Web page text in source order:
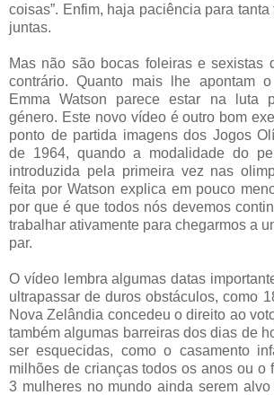
coisas”. Enfim, haja paciência para
juntas.
Mas não são bocas foleiras e sexistas
contrário. Quanto mais lhe apontam
Emma Watson parece estar na luta
género. Este novo vídeo é outro bom
ponto de partida imagens dos Jogos
de 1964, quando a modalidade do
introduzida pela primeira vez nas
feita por Watson explica em pouco
por que é que todos nós devemos
trabalhar ativamente para chegarmos a
par.
O vídeo lembra algumas datas
ultrapassar de duros obstáculos, como
Nova Zelândia concedeu o direito ao
também algumas barreiras dos dias de
ser esquecidas, como o casamento
milhões de crianças todos os anos ou o
3 mulheres no mundo ainda serem